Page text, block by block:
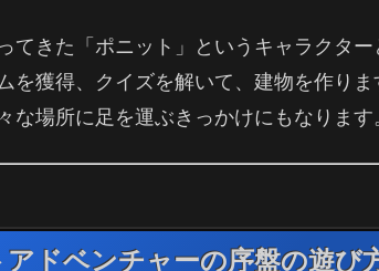
てきた「ポニット」というキャラクタ
を獲得、クイズを解いて、建物を作りま
場所に足を運ぶきっかけにもなります
アドベンチャーの序盤の遊び